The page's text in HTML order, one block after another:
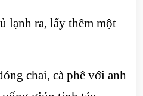
lạnh ra, lấy thêm một
chai, cà phê với anh